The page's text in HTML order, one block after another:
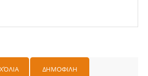
ΔΗΜΟΦΙΛΗ